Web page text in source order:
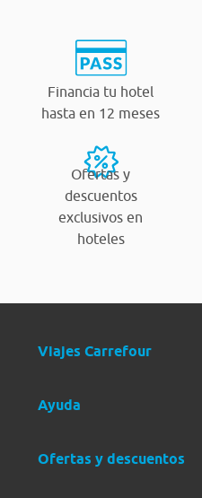
Financia tu hotel
hasta en 12 meses
Ofertas y
descuentos
exclusivos en
hoteles
Viajes Carrefour
Ayuda
Ofertas y descuentos